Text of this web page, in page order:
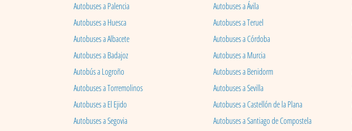
Autobuses a Palencia
Autobuses a Ávila
Autobuses a Huesca
Autobuses a Teruel
Autobuses a Albacete
Autobuses a Córdoba
Autobuses a Badajoz
Autobuses a Murcia
Autobús a Logroño
Autobuses a Benidorm
Autobuses a Torremolinos
Autobuses a Sevilla
Autobuses a El Ejido
Autobuses a Castellón de la Plana
Autobuses a Segovia
Autobuses a Santiago de Compostela